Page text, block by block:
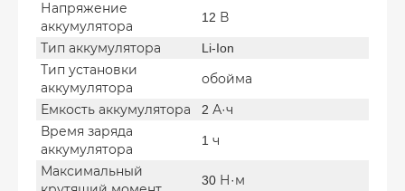
Напряжение
аккумулятора
12 В
Тип аккумулятора
Li-Ion
Тип установки
аккумулятора
обойма
Емкость аккумулятора
2 А·ч
Время заряда
аккумулятора
1 ч
Максимальный
30 Н·м